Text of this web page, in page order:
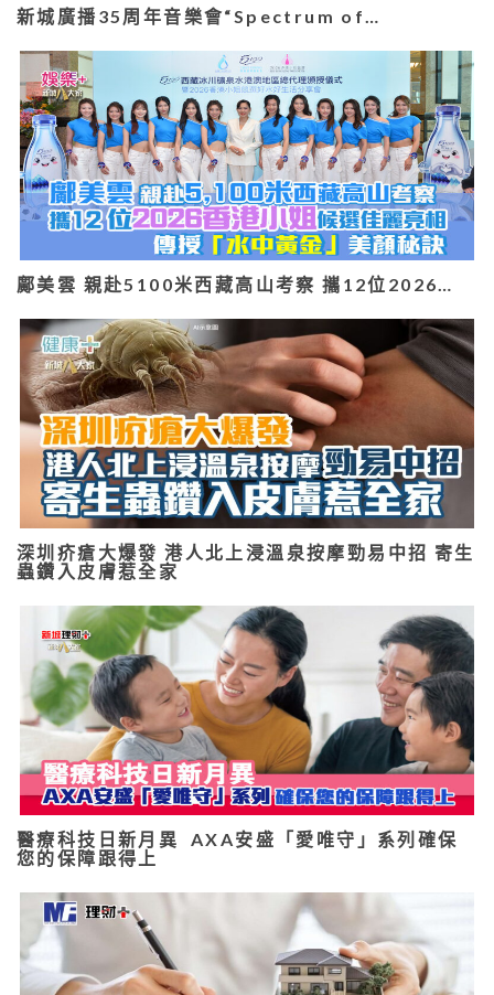
新城廣播35周年音樂會“Spectrum of…
鄺美雲 親赴5100米西藏高山考察 攜12位2026…
深圳疥瘡大爆發 港人北上浸溫泉按摩勁易中招 寄生
蟲鑽入皮膚惹全家
醫療科技日新月異 AXA安盛「愛唯守」系列確保
您的保障跟得上